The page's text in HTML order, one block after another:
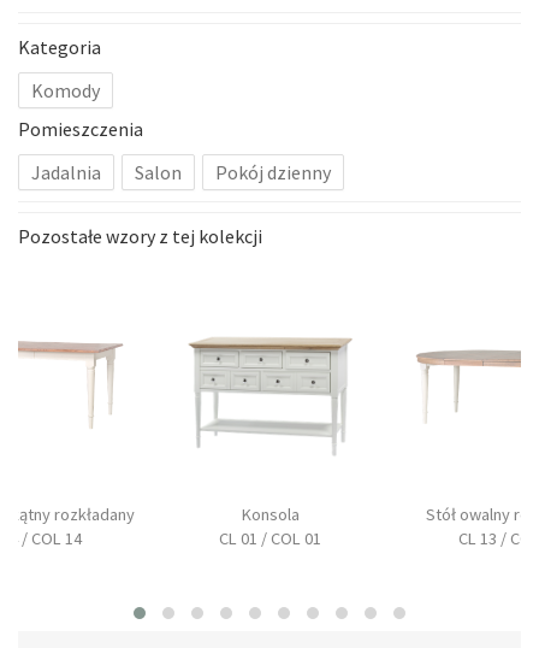
Kategoria
Komody
Pomieszczenia
Jadalnia
Salon Pokój dzienny
Pozostałe wzory z tej kolekcji
rozkładany
/ COL 14
Konsola
CL 01 / COL 01
Stół owalny
CL 13 /